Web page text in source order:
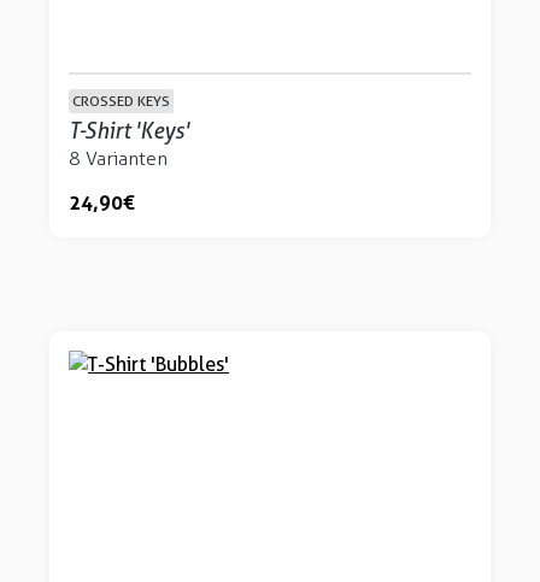
CROSSED KEYS
T-Shirt 'Keys'
8 Varianten
24,90 €